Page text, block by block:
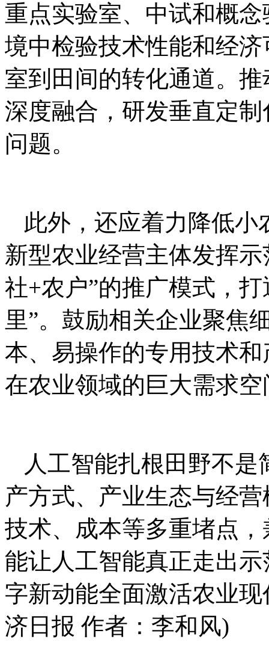
重点实验室、中试和概
境中检验技术性能和经
室到田间的转化通道。
深度融合，研发垂直定
问题。
此外，还应着力降低
新型农业经营主体发挥
社+农户”的推广模式，
里”。鼓励相关企业聚焦
本、易操作的专用技术
在农业领域的巨大需求空
人工智能扎根田野不
产方式、产业生态与经
技术、成本等多重堵点
能让人工智能真正走出
字新动能全面激活农业
济日报 作者：李和风)